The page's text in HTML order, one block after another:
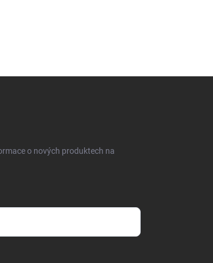
o nových produktech na